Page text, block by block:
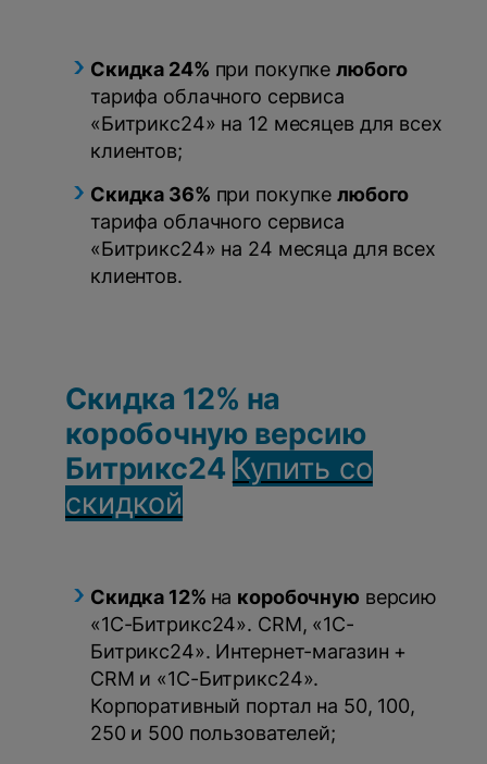
Скидка 24% при покупкелюбого
тарифа облачного сервиса
«Битрикс24» на 12 месяцев для всех
клиентов;
Скидка 36% при покупкелюбого
тарифа облачного сервиса
«Битрикс24» на 24 месяца для всех
клиентов.
Скидка 12% на
коробочную версию
Битрикс24 Купить со
скидкой
Скидка 12% на коробочную версию
«1С-Битрикс24». CRM, «1С-
Битрикс24». Интернет-магазин +
CRM и «1С-Битрикс24».
Корпоративный портал на 50, 100,
250 и 500 пользователей;